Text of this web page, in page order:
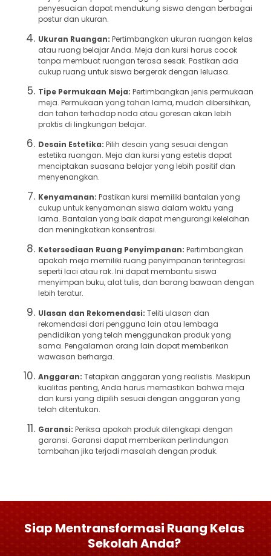
penyesuaian dapat mendukung siswa dengan berbagai
postur dan ukuran.
Ukuran Ruangan: Pertimbangkan ukuran ruangan kelas
atau ruang belajar Anda. Meja dan kursi harus cocok
tanpa membuat ruangan terasa sesak. Pastikan ada
cukup ruang untuk siswa bergerak dengan leluasa.
Tipe Permukaan Meja: Pertimbangkan jenis permukaan
meja. Permukaan yang tahan lama, mudah dibersihkan,
dan tahan terhadap noda atau goresan akan lebih
praktis di lingkungan belajar.
Desain Estetika: Pilih desain yang sesuai dengan
estetika ruangan. Meja dan kursi yang estetis dapat
menciptakan suasana belajar yang lebih positif dan
menyenangkan.
Kenyamanan: Pastikan kursi memiliki bantalan yang
cukup untuk kenyamanan siswa dalam waktu yang
lama. Bantalan yang baik dapat mengurangi kelelahan
dan meningkatkan konsentrasi.
Ketersediaan Ruang Penyimpanan: Pertimbangkan
apakah meja memiliki ruang penyimpanan terintegrasi
seperti laci atau rak. Ini dapat membantu siswa
menyimpan buku, alat tulis, dan barang bawaan dengan
lebih teratur.
Ulasan dan Rekomendasi: Teliti ulasan dan
rekomendasi dari pengguna lain atau lembaga
pendidikan yang telah menggunakan produk yang
sama. Pengalaman orang lain dapat memberikan
wawasan berharga.
Anggaran: Tetapkan anggaran yang realistis. Meskipun
kualitas penting, Anda harus memastikan bahwa meja
dan kursi yang dipilih sesuai dengan anggaran yang
telah ditentukan.
Garansi: Periksa apakah produk dilengkapi dengan
garansi. Garansi dapat memberikan perlindungan
tambahan jika terjadi masalah dengan produk.
Siap Mentransformasi Ruang Kelas
Sekolah Anda?